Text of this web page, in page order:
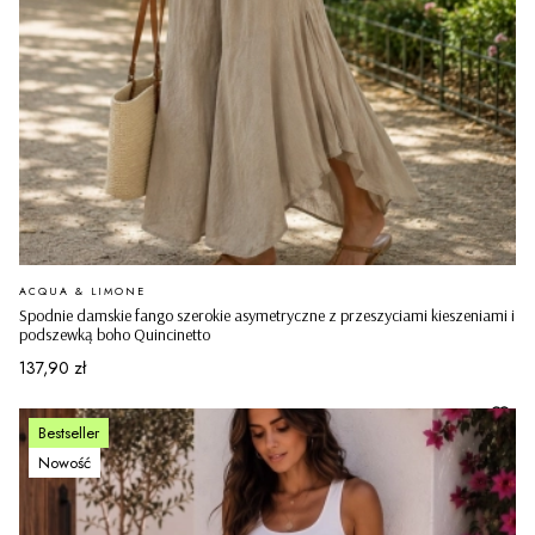
Spodnie damskie fango szerokie asymetryczne z przeszyciami kieszeniami i
podszewką boho Quincinetto
PRODUCENT
ACQUA & LIMONE
Cena
137,90 zł
Bestseller
Nowość